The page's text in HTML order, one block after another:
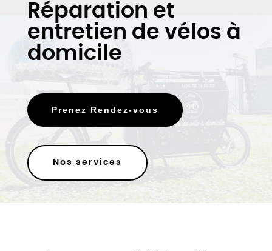
Réparation et
entretien de vélos à
domicile
Prenez Rendez-vous
Nos services